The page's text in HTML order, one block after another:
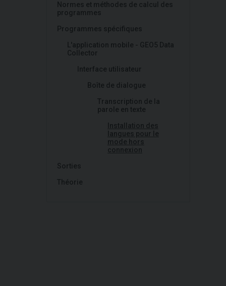
Normes et méthodes de calcul des
programmes
Programmes spécifiques
L'application mobile - GEO5 Data
Collector
Interface utilisateur
Boîte de dialogue
Transcription de la
parole en texte
Installation des
langues pour le
mode hors
connexion
Sorties
Théorie